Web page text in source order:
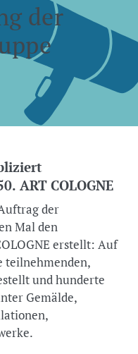
der
ART COLOGNE
der
Mal den
erstellt: Auf
teilnehmenden,
und hunderte
Gemälde,